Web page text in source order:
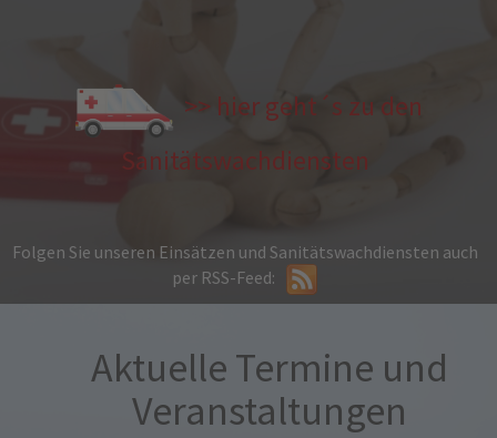
>> hier geht´s zu den
Sanitätswachdiensten
Folgen Sie unseren Einsätzen und Sanitätswachdiensten auch
per RSS-Feed:
Aktuelle Termine und
Veranstaltungen